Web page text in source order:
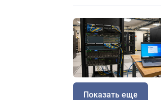
Показать еще